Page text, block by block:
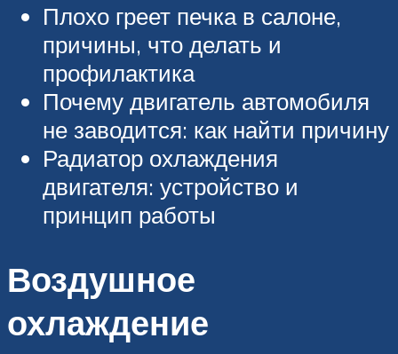
Плохо греет печка в салоне,
причины, что делать и
профилактика
Почему двигатель автомобиля
не заводится: как найти причину
Радиатор охлаждения
двигателя: устройство и
принцип работы
Воздушное
охлаждение